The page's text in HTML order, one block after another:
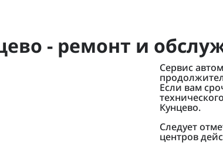
- ремонт и
Сервис
Если вам
Кунцево.
Следует
центров